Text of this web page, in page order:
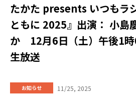
たかた presents いつもラ
ともに 2025』出演： 小島
か 12月6日（土）午後1
生放送
お知らせ 11/25, 2025